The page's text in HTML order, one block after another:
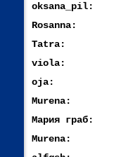
oksana_pil:
Rosanna:
Tatra:
viola:
oja:
Murena:
Мария граб:
Murena: